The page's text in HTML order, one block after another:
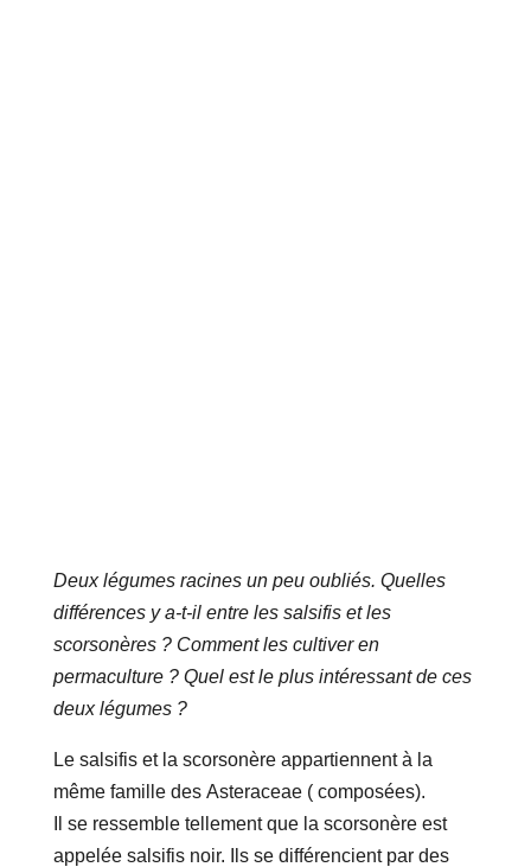
Deux légumes racines un peu oubliés. Quelles
différences y a-t-il entre les salsifis et les
scorsonères ? Comment les cultiver en
permaculture ? Quel est le plus intéressant de ces
deux légumes ?
Le salsifis et la scorsonère appartiennent à la
même famille des Asteraceae ( composées).
Il se ressemble tellement que la scorsonère est
appelée salsifis noir. Ils se différencient par des